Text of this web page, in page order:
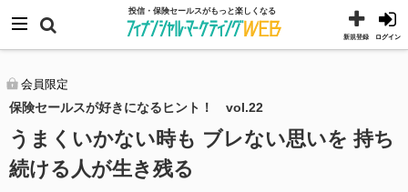
ログイン
新規登録
ン
ツ
へ
ス
キ
投信・保険セールスがもっと楽しくなる
会員限定
保険セールスが好きになるヒント！ vol.22
うまくいかない時も ブレない思いを 持ち
続ける人が生き残る